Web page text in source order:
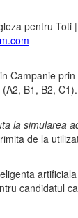
pentru Toti
Campanie
(A2, B1, B2,
la simularea
de la
candidatul